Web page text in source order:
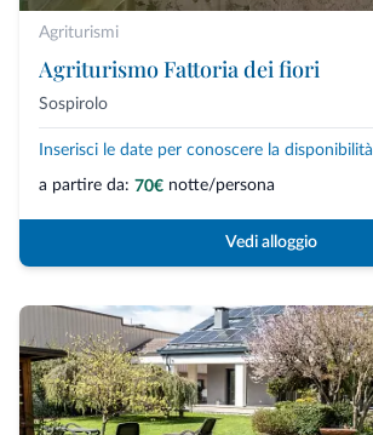
Agriturismi
Agriturismo Fattoria dei fiori
Sospirolo
Inserisci le date per conoscere la disponibilità
a partire da: 70€ notte/persona
Vedi alloggio